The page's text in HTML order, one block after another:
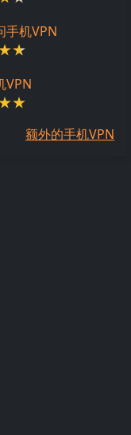
手机VPN
VPN
额外的手机VPN